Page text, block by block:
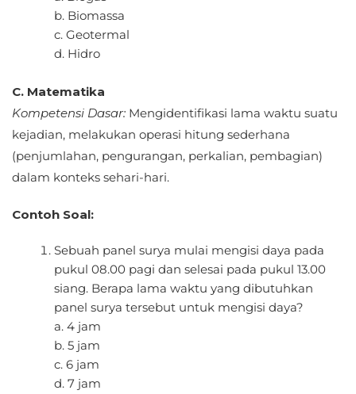
b. Biomassa
c. Geotermal
d. Hidro
C. Matematika
Kompetensi Dasar: Mengidentifikasi lama waktu suatu
kejadian, melakukan operasi hitung sederhana
(penjumlahan, pengurangan, perkalian, pembagian)
dalam konteks sehari-hari.
Contoh Soal:
Sebuah panel surya mulai mengisi daya pada
pukul 08.00 pagi dan selesai pada pukul 13.00
siang. Berapa lama waktu yang dibutuhkan
panel surya tersebut untuk mengisi daya?
a. 4 jam
b. 5 jam
c. 6 jam
d. 7 jam